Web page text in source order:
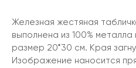
Железная жестяная
выполнена из 100% металла
размер 20*30 см. Края
Изображение наносится